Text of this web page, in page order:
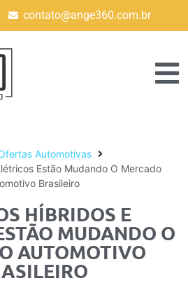
contato@ange360.com.br
Automotivas
Estão Mudando O Mercado
Brasileiro
HÍBRIDOS E
MUDANDO O
AUTOMOTIVO